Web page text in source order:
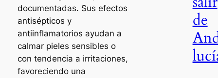
documentadas. Sus efectos
antisépticos y
antiinflamatorios ayudan a
calmar pieles sensibles o
con tendencia a irritaciones,
favoreciendo una
de